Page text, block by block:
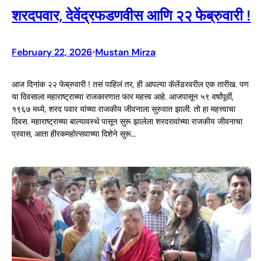
शरदपवार, देवेंद्रफडणवीस आणि २२ फेब्रुवारी !
February 22, 2026•Mustan Mirza
आज दिनांक २२ फेब्रुवारी ! तसं पाहिलं तर, ही आपल्या कॅलेंडरवरील एक तारीख. पण
या दिवसाला महाराष्ट्राच्या राजकारणात फार महत्त्व आहे. आजपासून ५९ वर्षांपूर्वी,
१९६७ मध्ये, शरद पवार यांच्या राजकीय जीवनाला सुरुवात झाली. तो हा महत्त्वाचा
दिवस. महाराष्ट्राच्या बाल्यावस्थे पासून सुरू झालेला शरदरावांच्या राजकीय जीवनाचा
प्रवास, आता हीरकमहोत्सवाच्या दिशेने सुरू…